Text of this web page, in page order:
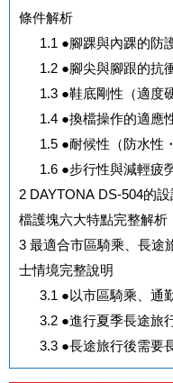
條件解析
1.1 ●腳踝與內踝的防
1.2●腳尖與腳跟的抗
1.3●鞋底剛性（適度
1.4●換檔操作的適應
1.5●耐候性（防水性
1.6●步行性與減輕疲
2 DAYTONA DS-504的
檔護塊六大特點完整解析
3 最適合市區騎乘、長途
士情境完整說明
3.1 ●以市區騎乘、通
3.2●進行夏季長途旅
3.3●長途旅行後需要